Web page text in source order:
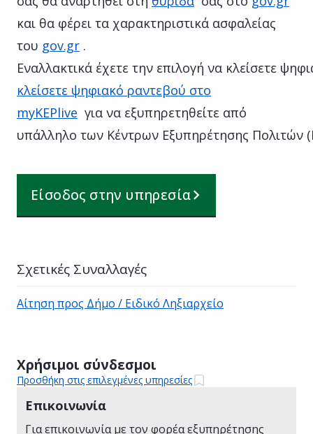
και θα φέρει τα χαρακτηριστικά ασφαλείας
του gov.gr .
Εναλλακτικά έχετε την επιλογή να κλείσετε
κλείσετε ψηφιακό ραντεβού στο
myKEPlive για να εξυπηρετηθείτε από
υπάλληλο των Κέντρων Εξυπηρέτησης Πολιτών
Είσοδος στην υπηρεσία
Χρήσιμοι σύνδεσμοι
Προσθήκη στις επιλεγμένες υπηρεσίες
Επικοινωνία
Για επικοινωνία με τον φορέα εξυπηρέτησης
Σχετικές Συναλλαγές
Αίτηση προς Δήμο / Ειδικό Ληξιαρχείο